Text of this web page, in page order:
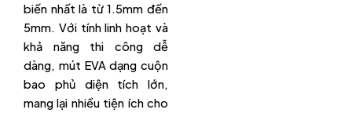
biến nhất là từ 1.5mm đến
5mm. Với tính linh hoạt và
khả năng thi công dễ
dàng, mút EVA dạng cuộn
bao phủ diện tích lớn,
mang lại nhiều tiện ích cho